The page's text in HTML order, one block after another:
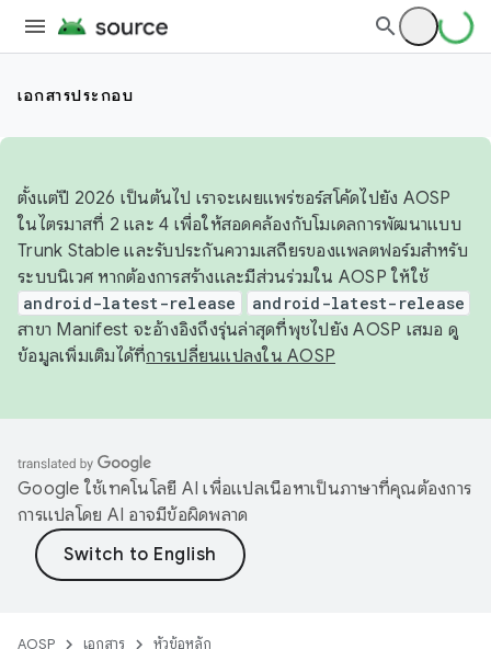
เอกสารประกอบ
ตั้งแต่ปี 2026 เป็นต้นไป เราจะเผยแพร่ซอร์สโค้ดไปยัง AOSP
ในไตรมาสที่ 2 และ 4 เพื่อให้สอดคล้องกับโมเดลการพัฒนาแบบ
Trunk Stable และรับประกันความเสถียรของแพลตฟอร์มสำหรับ
ระบบนิเวศ หากต้องการสร้างและมีส่วนร่วมใน AOSP ให้ใช้
android-latest-release android-latest-release
สาขา Manifest จะอ้างอิงถึงรุ่นล่าสุดที่พุชไปยัง AOSP เสมอ ดู
ข้อมูลเพิ่มเติมได้ที่การเปลี่ยนแปลงใน AOSP
Google ใช้เทคโนโลยี AI เพื่อแปลเนื้อหาเป็นภาษาที่คุณต้องการ
การแปลโดย AI อาจมีข้อผิดพลาด
AOSP เอกสาร หัวข้อหลัก